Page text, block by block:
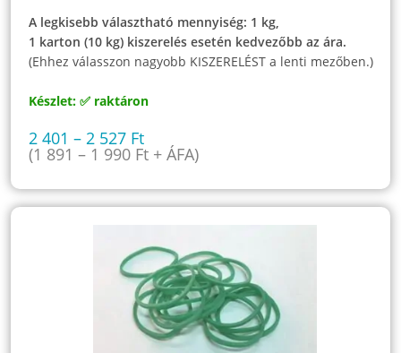
A legkisebb választható mennyiség: 1 kg,
1 karton (10 kg) kiszerelés esetén kedvezőbb az ára.
(Ehhez válasszon nagyobb KISZERELÉST a lenti mezőben.)
Készlet: ✅ raktáron
2 401–2 527 Ft
(1 891– 1 990 Ft + ÁFA)